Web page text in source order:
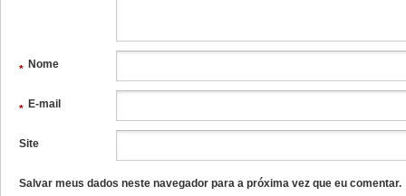
Nome
*
E-mail
*
Site
Salvar meus dados neste navegador para a próxima vez que eu comentar.